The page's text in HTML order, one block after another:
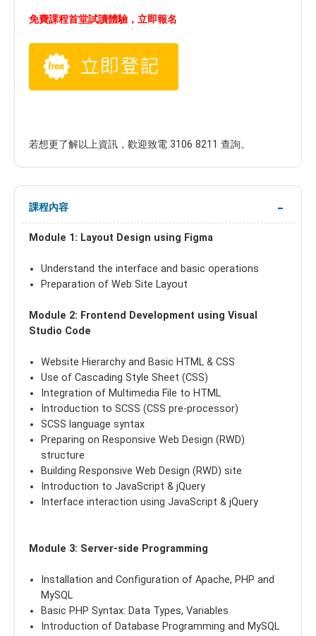
免費課程首堂試讀體驗，立即報名
若想更了解以上資訊，歡迎致電 3106 8211 查詢。
課程內容
Module 1: Layout Design using Figma
Understand the interface and basic operations
Preparation of Web Site Layout
Module 2: Frontend Development using Visual
Studio Code
Website Hierarchy and Basic HTML & CSS
Use of Cascading Style Sheet (CSS)
Integration of Multimedia File to HTML
Introduction to SCSS (CSS pre-processor)
SCSS language syntax
Preparing on Responsive Web Design (RWD)
structure
Building Responsive Web Design (RWD) site
Introduction to JavaScript & jQuery
Interface interaction using JavaScript & jQuery
Module 3: Server-side Programming
Installation and Configuration of Apache, PHP and
MySQL
Basic PHP Syntax: Data Types, Variables
Introduction of Database Programming and MySQL